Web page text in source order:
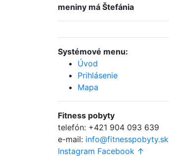
meniny má Štefánia
Systémové menu:
Úvod
Prihlásenie
Mapa
Fitness pobyty
telefón: +421 904 093 639
e-mail: info@fitnesspobyty.sk
Instagram Facebook ↑